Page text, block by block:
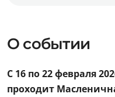
О событии
С 16 по 22 февраля
проходит